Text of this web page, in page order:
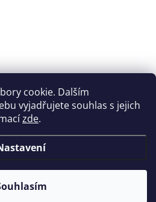
cookie. Dalším
vyjadřujete souhlas s jejich
zde.